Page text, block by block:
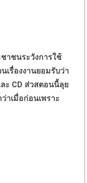
ชนระวังการใช้
เรื่องงานยอมรับว่า
ะ CD ส่วสตอนนี้ลุย
าเมื่อก่อนเพราะ